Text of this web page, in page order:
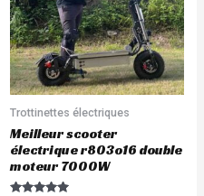
Trottinettes électriques
Meilleur scooter
électrique r803o16 double
moteur 7000W